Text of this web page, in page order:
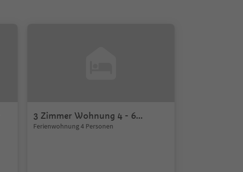
3 Zimmer Wohnung 4 - 6
Personen
Ferienwohnung 4 Personen